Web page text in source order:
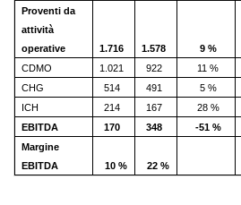
Proventi da
attività
operative
1.716 1.578 9 %
CDMO
1.021 922 11 %
CHG
514 491 5 %
ICH
214 167 28 %
EBITDA
170 348 -51 %
Margine
EBITDA
10 % 22 %